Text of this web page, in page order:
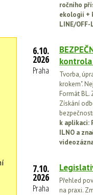
ročního
ekologií +
LINE/
6.10.
2026
Praha
Tvorba,
krokem".
Formát
Získání
k aplikaci:
ILNO a
7.10.
2026
Praha
Přehled
na praxi.